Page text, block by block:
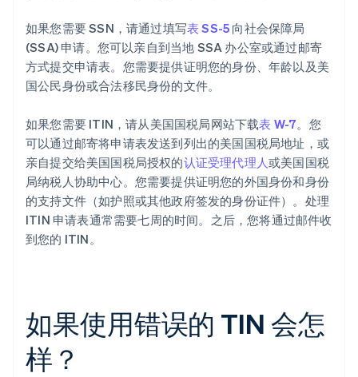
如果您需要 SSN，请通过填写表 SS-5 向社会保障局
(SSA) 申请。您可以亲自到当地 SSA 办公室或通过邮寄
方式提交申请表。您需要提供证明您的身份、年龄以及美
国公民身份或合法移民身份的文件。
如果您需要 ITIN，请从美国国税局网站下载表 W-7。您
可以通过邮寄将申请表发送到列出的美国国税局地址，或
亲自提交给美国国税局授权的认证受理代理人或美国国税
局纳税人协助中心。您需要提供证明您的外国身份和身份
的支持文件（如护照或其他政府签发的身份证件）。处理
ITIN 申请表通常需要七周的时间。之后，您将通过邮件收
到您的 ITIN。
如果使用错误的 TIN 会怎
样？